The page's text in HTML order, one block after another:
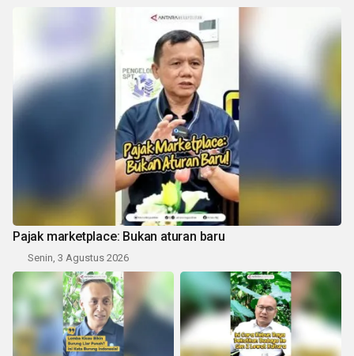
Pajak marketplace: Bukan aturan baru
Senin, 3 Agustus 2026